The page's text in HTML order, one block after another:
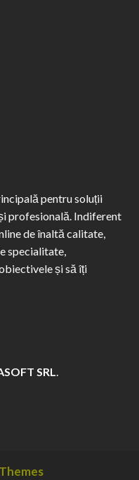
pentru soluții
profesională. Indiferent
de înaltă calitate,
specialitate,
și să îți
SRL.